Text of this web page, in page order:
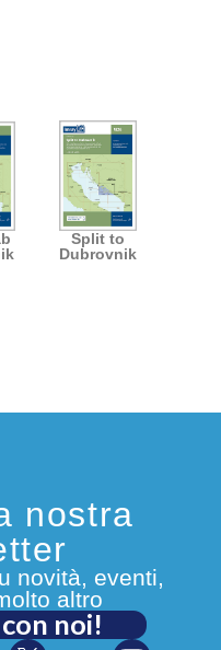
Split to
Dubrovnik
nostra
novità, eventi,
altro
noi!